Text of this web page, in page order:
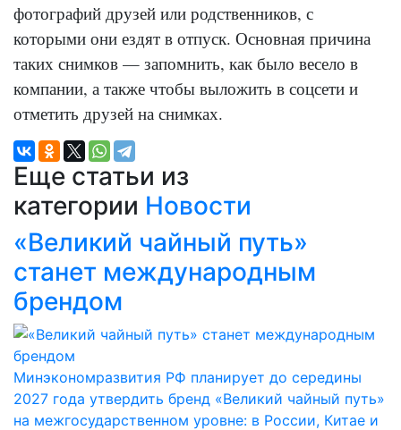
фотографий друзей или родственников, с
которыми они ездят в отпуск. Основная причина
таких снимков — запомнить, как было весело в
компании, а также чтобы выложить в соцсети и
отметить друзей на снимках.
Еще статьи из
категории Новости
«Великий чайный путь»
станет международным
брендом
Минэкономразвития РФ планирует до середины
2027 года утвердить бренд «Великий чайный путь»
на межгосударственном уровне: в России, Китае и